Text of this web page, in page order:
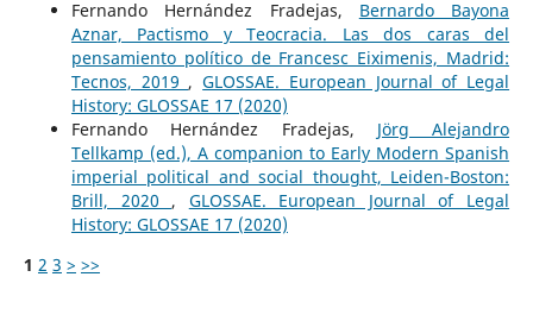
Fernando Hernández Fradejas, Bernardo Bayona
Aznar, Pactismo y Teocracia. Las dos caras del
pensamiento político de Francesc Eiximenis, Madrid:
Tecnos, 2019 ,GLOSSAE. European Journal of Legal
History: GLOSSAE 17 (2020)
Fernando Hernández Fradejas, Jörg Alejandro
Tellkamp (ed.), A companion to Early Modern Spanish
imperial political and social thought, Leiden-Boston:
Brill, 2020 , GLOSSAE. European Journal of Legal
History: GLOSSAE 17 (2020)
1 2 3 > >>